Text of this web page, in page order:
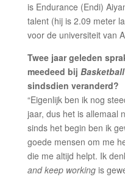
is Endurance (Endi)
talent (hij is 2.09 meter
voor de universiteit van
Twee jaar geleden
meedeed bij
sindsdien veranderd?
“Eigenlijk ben ik nog
jaar, dus het is allemaal
sinds het begin ben ik
goede mensen om me
die me altijd helpt. Ik
and keep working is